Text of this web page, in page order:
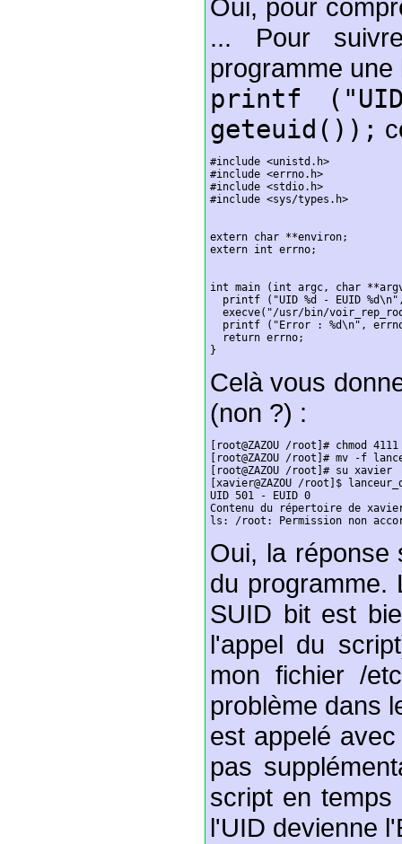
Oui, pour
... Pour
programme une
printf
geteuid());
#include <unistd.h>
#include <errno.h>
#include <stdio.h>
#include <sys/types.h>
extern char **environ;
extern int errno;
int main (int argc, char
printf ("UID %d - EUID
execve("/usr/bin/
printf ("Error : %d\n",
  return errno;
}
Celà vous
(non ?) :
[root@ZAZOU /root]# chmod
[root@ZAZOU /root]# mv -f
[root@ZAZOU /root]# su xavier
[xavier@ZAZOU /root]$
UID 501 - EUID 0
Contenu du répertoire de
ls: /root: Permission non
Oui, la réponse
du programme.
SUID bit est
l'appel du
mon fichier /
problème dans
est appelé
pas
script en
l'UID devienne